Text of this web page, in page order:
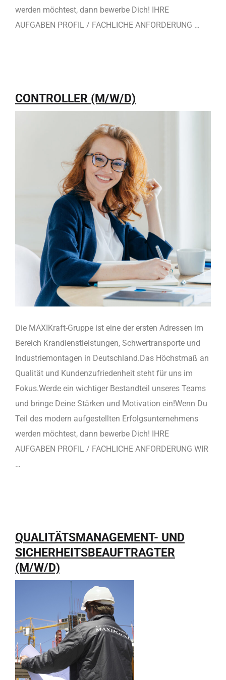
werden möchtest, dann bewerbe Dich! IHRE
AUFGABEN PROFIL / FACHLICHE ANFORDERUNG …
CONTROLLER (M/W/D)
Die MAXIKraft-Gruppe ist eine der ersten Adressen im
Bereich Krandienstleistungen, Schwertransporte und
Industriemontagen in Deutschland.Das Höchstmaß an
Qualität und Kundenzufriedenheit steht für uns im
Fokus.Werde ein wichtiger Bestandteil unseres Teams
und bringe Deine Stärken und Motivation ein!Wenn Du
Teil des modern aufgestellten Erfolgsunternehmens
werden möchtest, dann bewerbe Dich! IHRE
AUFGABEN PROFIL / FACHLICHE ANFORDERUNG WIR
…
QUALITÄTSMANAGEMENT- UND
SICHERHEITSBEAUFTRAGTER
(M/W/D)